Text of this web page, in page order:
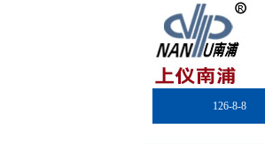
126-8-8